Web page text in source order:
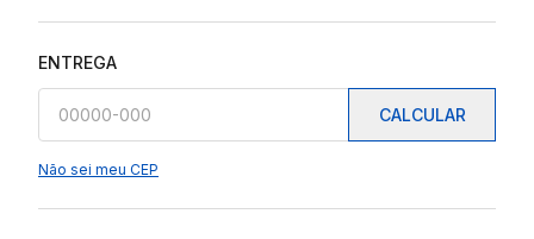
ENTREGA
CALCULAR
Não sei meu CEP